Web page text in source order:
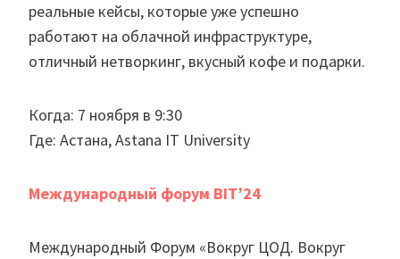
реальные кейсы, которые уже успешно
работают на облачной инфраструктуре,
отличный нетворкинг, вкусный кофе и подарки.
Когда: 7 ноября в 9:30
Где: Астана, Astana IT University
Международный форум BIT’24
Международный Форум «Вокруг ЦОД. Вокруг